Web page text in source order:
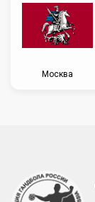
Москва